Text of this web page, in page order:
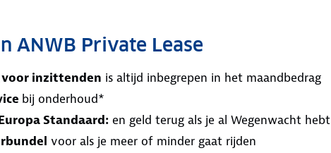
ANWB Private Lease
voor inzittenden is altijd inbegrepen in het maandbedrag
bij onderhoud*
Standaard: en geld terug als je al Wegenwacht hebt
voor als je meer of minder gaat rijden